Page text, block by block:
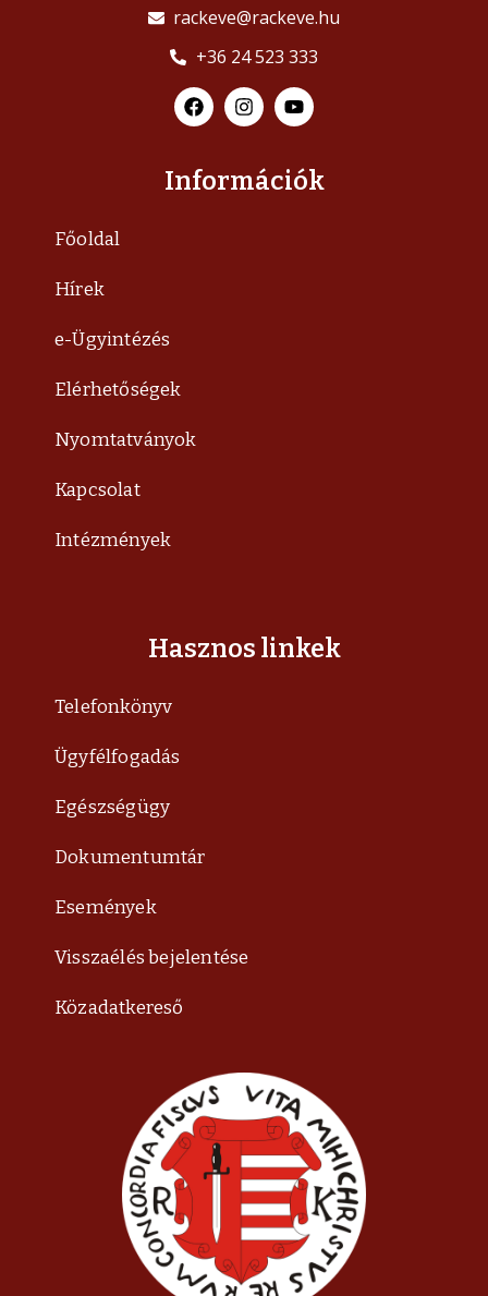
Hasznos linkek
Telefonkönyv
Ügyfélfogadás
Egészségügy
Dokumentumtár
Események
Visszaélés bejelentése
Közadatkereső
Információk
Főoldal
Hírek
e-Ügyintézés
Elérhetőségek
Nyomtatványok
Kapcsolat
Intézmények
rackeve@rackeve.hu
+36 24 523 333